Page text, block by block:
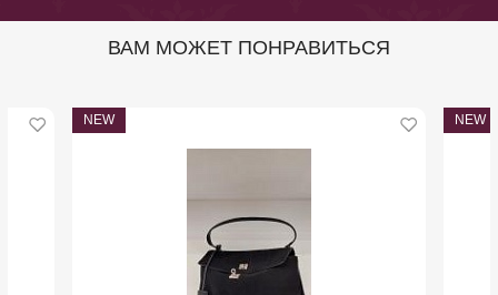
ВАМ МОЖЕТ ПОНРАВИТЬСЯ
NEW NEW